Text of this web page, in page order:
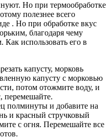
Но при термообработке
полезнее всего
. Но при обработке вкус
благодаря чему
Как использовать его в
капусту, морковь
капусту с морковью
потом отожмите воду, и
перемешайте.
полминуты и добавите на
и красный стручковый
с огня. Перемешайте все